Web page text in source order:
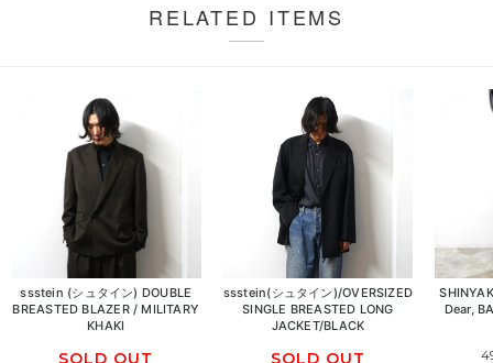
RELATED ITEMS
ssstein (シュタイン) DOUBLE
BREASTED BLAZER / MILITARY
KHAKI
SOLD OUT
ssstein(シュタイン)/OVERSIZED
SINGLE BREASTED LONG
JACKET/BLACK
SOLD OUT
Dear,